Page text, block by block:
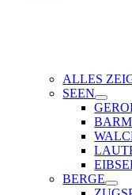
ALLES
SEEN
BERGE